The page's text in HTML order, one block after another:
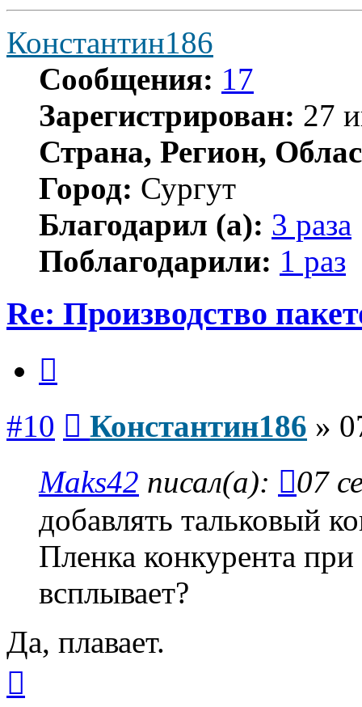
Константин186
Сообщения: 17
Зарегистрирован: 27
Страна, Регион,
Город: Сургут
Благодарил (а): 3 раза
Поблагодарили: 1 раз
Re: Производство
#10 Константин186 »
Maks42 писал(а):
07
добавлять тальковый
Пленка конкурента
всплывает?
Да, плавает.
началу